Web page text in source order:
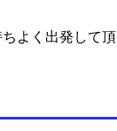
よく出発して頂